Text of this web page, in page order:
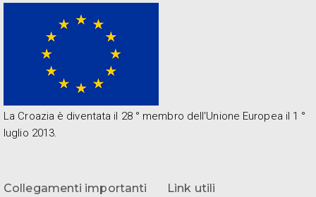
La Croazia è diventata il 28 ° membro dell'Unione Europea il 1 °
luglio 2013.
Collegamenti importanti Link utili